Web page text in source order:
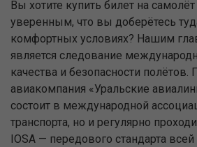
Вы хотите купить билет на
уверенным, что вы доберётесь
комфортных условиях? Нашим
является следование
качества и безопасности полётов.
авиакомпания «Уральские
состоит в международной
транспорта, но и регулярно
IOSA — передового стандарта